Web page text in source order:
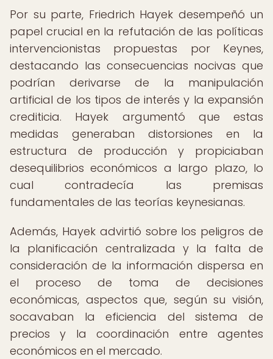
Por su parte, Friedrich Hayek desempeñó un
papel crucial en la refutación de las políticas
intervencionistas propuestas por Keynes,
destacando las consecuencias nocivas que
podrían derivarse de la manipulación
artificial de los tipos de interés y la expansión
crediticia. Hayek argumentó que estas
medidas generaban distorsiones en la
estructura de producción y propiciaban
desequilibrios económicos a largo plazo, lo
cual contradecía las premisas
fundamentales de las teorías keynesianas.
Además, Hayek advirtió sobre los peligros de
la planificación centralizada y la falta de
consideración de la información dispersa en
el proceso de toma de decisiones
económicas, aspectos que, según su visión,
socavaban la eficiencia del sistema de
precios y la coordinación entre agentes
económicos en el mercado.